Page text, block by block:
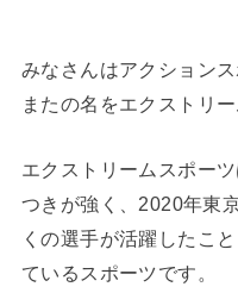
みなさんはアクション
またの名をエクストリ
エクストリームスポー
つきが強く、2020年東
くの選手が活躍したこ
ているスポーツです。